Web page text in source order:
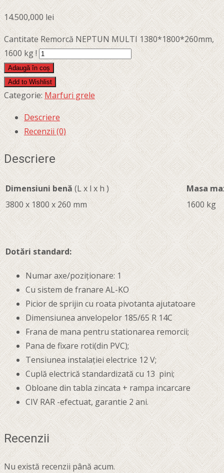
14.500,000lei
Cantitate Remorcă NEPTUN MULTI 1380*1800*260mm,
1600 kg !
Adaugă în coș
Add to Wishlist
Categorie:Marfuri grele
Descriere
Recenzii (0)
Descriere
Dimensiuni benă(L x l x h )
Masa
3800 x 1800 x 260 mm
1600 kg
Dotări standard:
Numar axe/poziţionare: 1
Cu sistem de franare AL-KO
Picior de sprijin cu roata pivotanta ajutatoare
Dimensiunea anvelopelor 185/65 R 14C
Frana de mana pentru stationarea remorcii;
Pana de fixare roti(din PVC);
Tensiunea instalaţiei electrice 12 V;
Cuplă electrică standardizată cu 13 pini;
Obloane din tabla zincata + rampa incarcare
CIV RAR -efectuat, garantie 2 ani.
Recenzii
Nu există recenzii până acum.